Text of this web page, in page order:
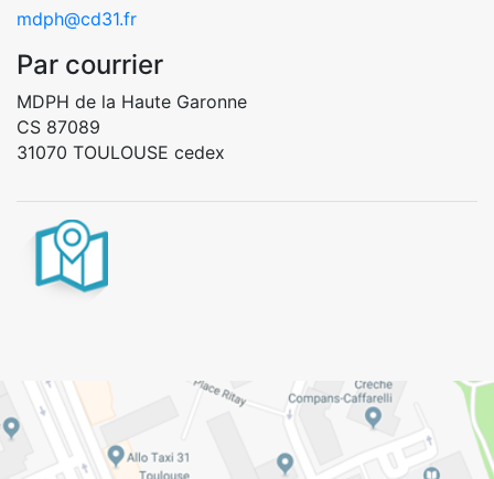
mdph@cd31.fr
Par courrier
MDPH de la Haute Garonne
CS 87089
31070 TOULOUSE cedex